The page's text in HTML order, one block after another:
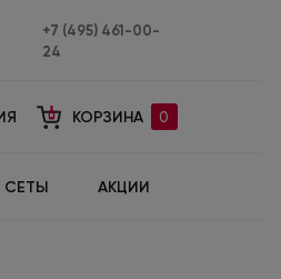
+7 (495) 461-00-
24
КОРЗИНА 0
СЕТЫ АКЦИИ